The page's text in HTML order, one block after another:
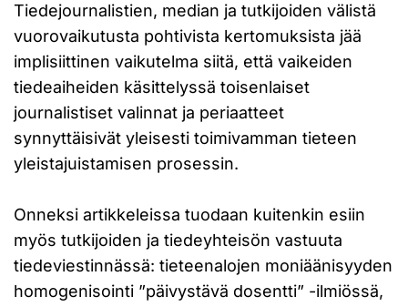
Tiedejournalistien, median ja tutkijoiden välistä
vuorovaikutusta pohtivista kertomuksista jää
implisiittinen vaikutelma siitä, että vaikeiden
tiedeaiheiden käsittelyssä toisenlaiset
journalistiset valinnat ja periaatteet
synnyttäisivät yleisesti toimivamman tieteen
yleistajuistamisen prosessin.
Onneksi artikkeleissa tuodaan kuitenkin esiin
myös tutkijoiden ja tiedeyhteisön vastuuta
tiedeviestinnässä: tieteenalojen moniäänisyyden
homogenisointi ”päivystävä dosentti” -ilmiössä,